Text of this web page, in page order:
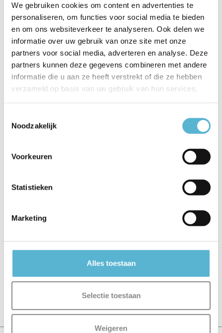
We gebruiken cookies om content en advertenties te
personaliseren, om functies voor social media te bieden
en om ons websiteverkeer te analyseren. Ook delen we
informatie over uw gebruik van onze site met onze
partners voor social media, adverteren en analyse. Deze
partners kunnen deze gegevens combineren met andere
informatie die u aan ze heeft verstrekt of die ze hebben
verzameld op basis van uw gebruik van hun services.
Noodzakelijk
Voorkeuren
Statistieken
Marketing
Alles toestaan
Selectie toestaan
Weigeren
Toon meer
Gerelateerde artikelen:
BANKER -
€66,95
Er zijn nog geen reviews geschreven over dit product..
Schrijf je eigen review